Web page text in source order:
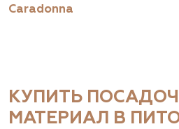
Caradonna
КУПИТЬ
МАТЕРИАЛ В